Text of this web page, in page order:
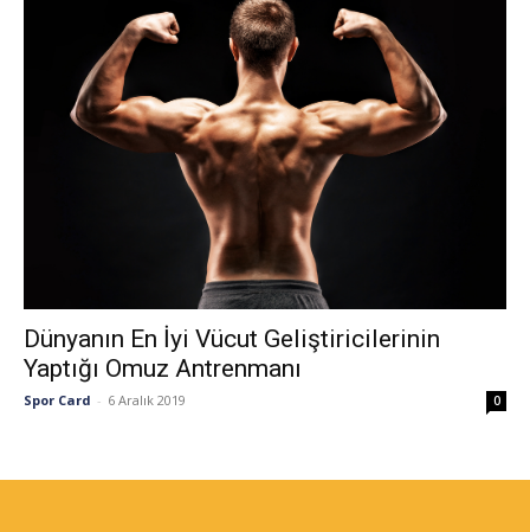
Dünyanın En İyi Vücut Geliştiricilerinin
Yaptığı Omuz Antrenmanı
Spor Card - 6 Aralık 2019 0